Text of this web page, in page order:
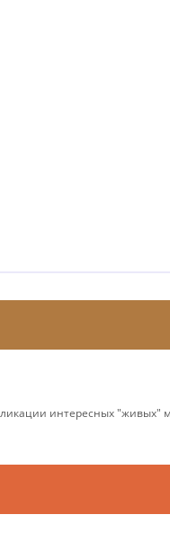
интересных "живых"